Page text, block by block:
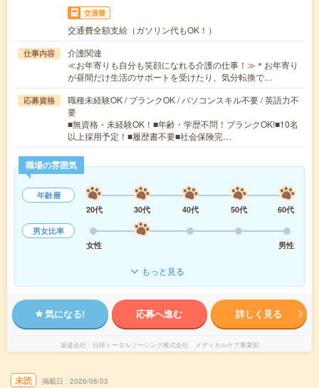
交通費
交通費全額支給（ガソリン代もOK！）
仕事内容
介護関連
≪お年寄りも自分も笑顔になれる介護の仕事！≫＊お年寄り
が昼間だけ生活のサポートを受けたり、気分転換で…
応募資格
職種未経験OK / ブランクOK / パソコンスキル不要 / 英語力不
要
■無資格・未経験OK！■年齢・学歴不問！ブランクOK!■10名
以上採用予定！■履歴書不要■社会保険完…
職場の雰囲気
年齢層
20代
30代 40代 50代
60代
男女比率
女性
男性
もっと見る
気になる! 応募へ進む 詳しく見る
派遣会社 日研トータルソーシング株式会社 メディカルケア事業部
未読 掲載日 2026/08/03